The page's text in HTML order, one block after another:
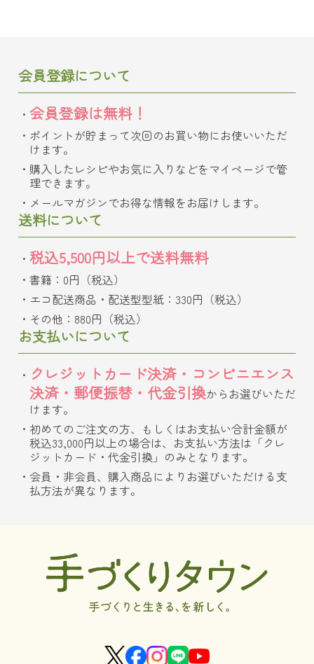
会員登録について
会員登録は無料！
ポイントが貯まって次回のお買い物にお使いいただ
けます。
購入したレシピやお気に入りなどをマイページで管
理できます。
メールマガジンでお得な情報をお届けします。
送料について
税込5,500円以上で送料無料
書籍：0円（税込）
エコ配送商品・配送型型紙：330円（税込）
その他：880円（税込）
お支払いについて
クレジットカード決済・コンビニエンス
決済・郵便振替・代金引換からお選びいただ
けます。
初めてのご注文の方、もしくはお支払い合計金額が
税込33,000円以上の場合は、お支払い方法は「クレ
ジットカード・代金引換」のみとなります。
会員・非会員、購入商品によりお選びいただける支
払方法が異なります。